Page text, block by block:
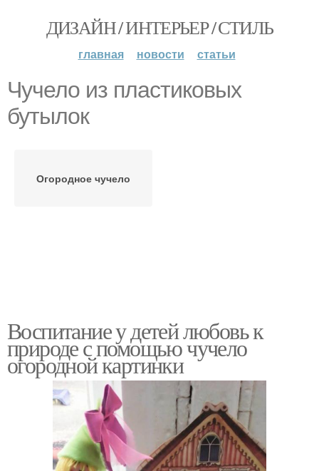
ДИЗАЙН / ИНТЕРЬЕР / СТИЛЬ
главная новости статьи
Чучело из пластиковых
бутылок
Огородное чучело
Воспитание у детей любовь к
природе с помощью чучело
огородной картинки